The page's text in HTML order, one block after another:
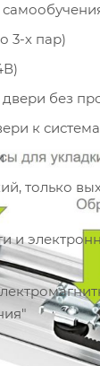
3-х пар)
без
к
только
и